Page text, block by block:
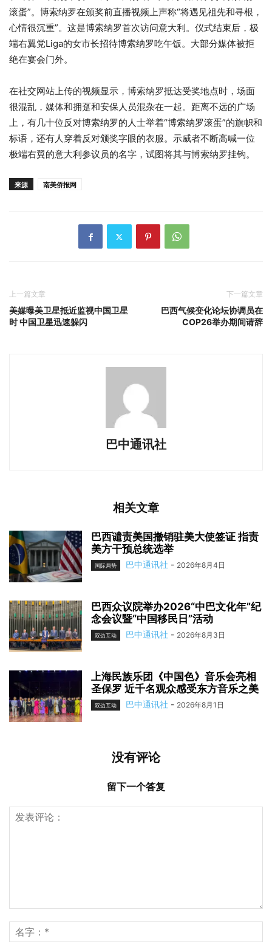
滚蛋”。博索纳罗在颁奖前直播视频上声称“将遇见祖先和寻根，
心情很沉重”。这是博索纳罗首次访问意大利。仪式结束后，极
端右翼党Liga的女市长招待博索纳罗吃午饭。大部分媒体被拒
绝在宴会门外。
在社交网站上传的视频显示，博索纳罗抵达受奖地点时，场面
很混乱，媒体和拥趸和安保人员混杂在一起。距离不远的广场
上，有几十位反对博索纳罗的人士举着“博索纳罗滚蛋”的旗帜和
标语，还有人穿着反对颁奖字眼的衣服。示威者不断高喊一位
极端右翼的意大利参议员的名字，试图将其与博索纳罗挂钩。
来源 南美侨报网
上一篇文章
美媒曝美卫星抵近监视中国卫星
时 中国卫星迅速躲闪
下一篇文章
巴西气候变化论坛协调员在
COP26举办期间请辞
巴中通讯社
相关文章
巴西谴责美国撤销驻美大使签证 指责
美方干预总统选举
国际局势 巴中通讯社 - 2026年8月4日
巴西众议院举办2026“中巴文化年”纪
念会议暨“中国移民日”活动
双边互动 巴中通讯社 - 2026年8月3日
上海民族乐团《中国色》音乐会亮相
圣保罗 近千名观众感受东方音乐之美
双边互动 巴中通讯社 - 2026年8月1日
没有评论
留下一个答复